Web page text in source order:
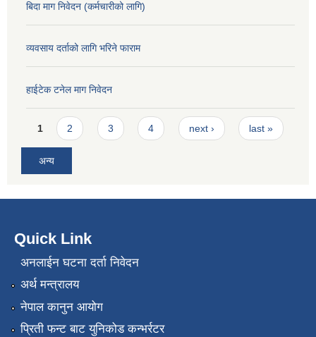
बिदा माग निवेदन (कर्मचारीको लागि)
व्यवसाय दर्ताको लागि भरिने फाराम
हाईटेक टनेल माग निवेदन
Pages
1 2 3 4 next › last »
अन्य
Quick Link
अनलाईन घटना दर्ता निवेदन
अर्थ मन्त्रालय
नेपाल कानुन आयोग
प्रिती फन्ट बाट युनिकोड कन्भर्रटर